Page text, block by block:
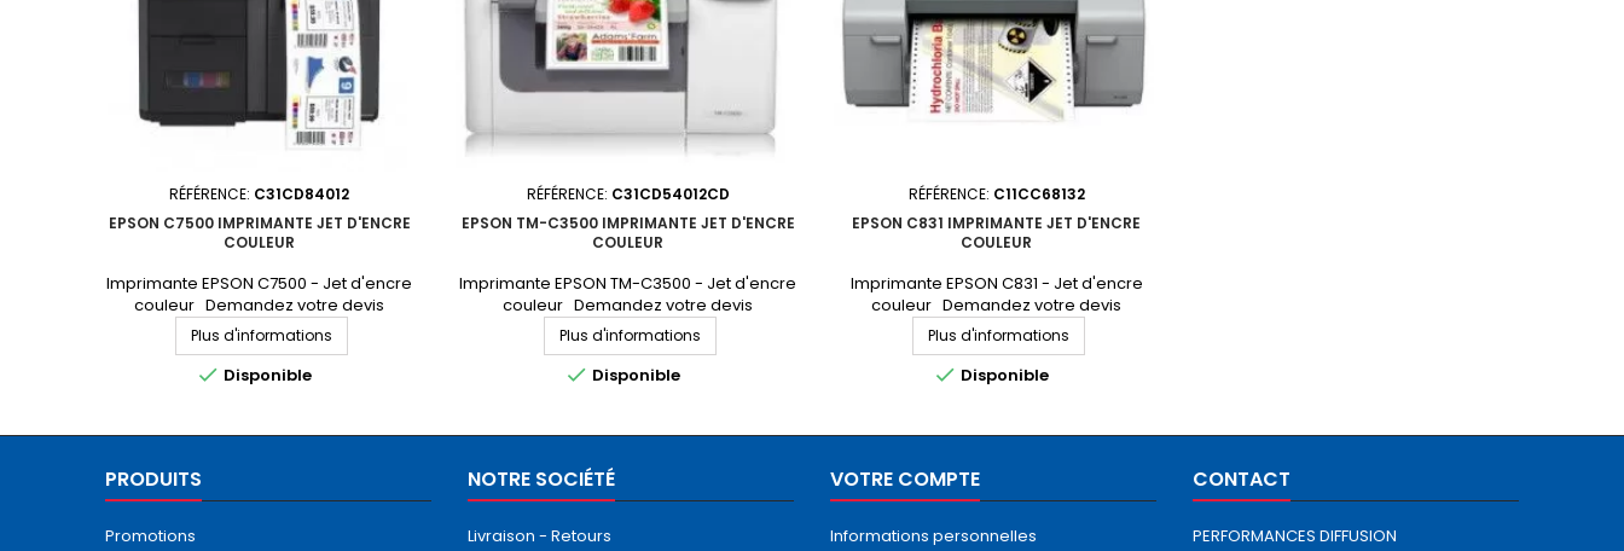
RÉFÉRENCE: C31CD84012
EPSON C7500 IMPRIMANTE JET D'ENCRE
COULEUR
Imprimante EPSON C7500 - Jet d'encre
couleur Demandez votre devis
personnalisé
Plus d'informations
 Disponible
RÉFÉRENCE: C31CD54012CD
EPSON TM-C3500 IMPRIMANTE JET D'ENCRE
COULEUR
Imprimante EPSON TM-C3500 - Jet d'encre
couleur Demandez votre devis
personnalisé
Plus d'informations
 Disponible
RÉFÉRENCE: C11CC68132
EPSON C831 IMPRIMANTE JET D'ENCRE
COULEUR
Imprimante EPSON C831 - Jet d'encre
couleur Demandez votre devis
personnalisé
Plus d'informations
 Disponible
PRODUITS
Promotions
NOTRE SOCIÉTÉ
Livraison - Retours
VOTRE COMPTE
Informations personnelles
CONTACT
PERFORMANCES DIFFUSION